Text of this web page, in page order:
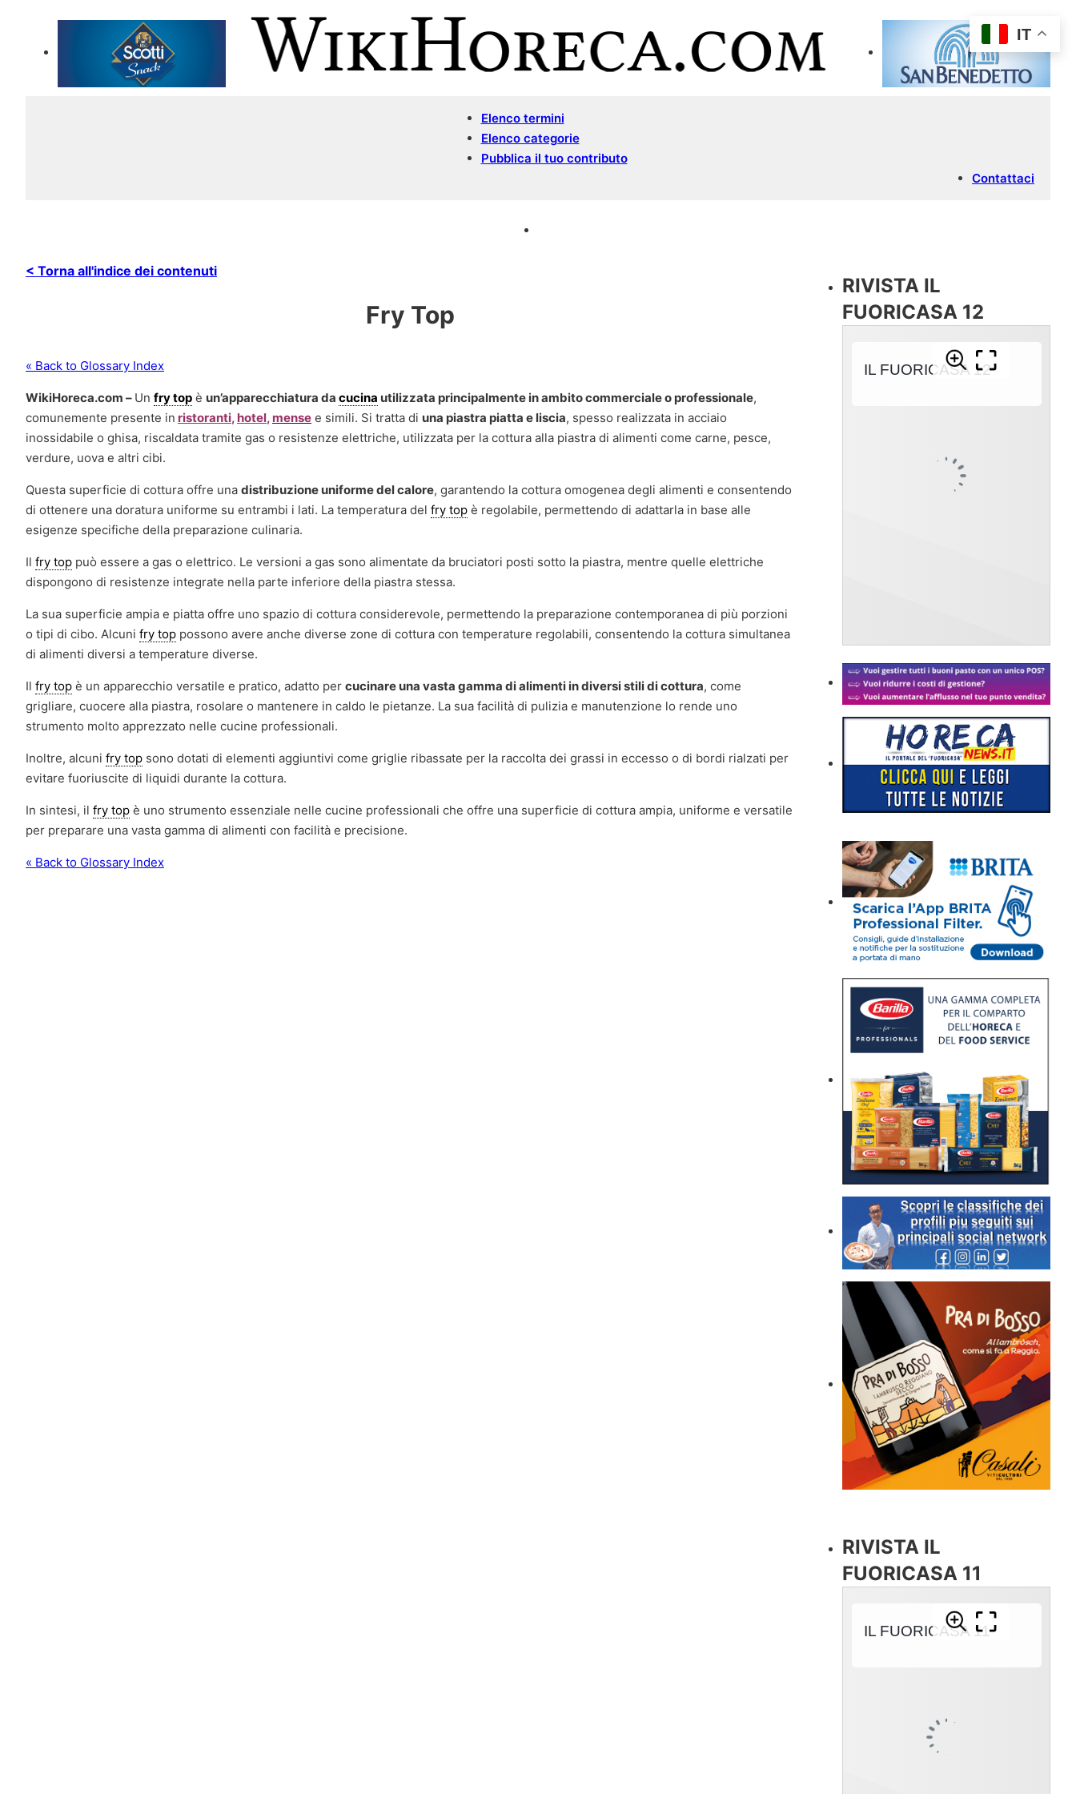
Elenco termini
Elenco categorie
Pubblica il tuo contributo
Contattaci
< Torna all'indice dei contenuti
Fry Top
« Back to Glossary Index
WikiHoreca.com – Un fry top è un’apparecchiatura da cucina utilizzata principalmente in ambito commerciale o professionale,
comunemente presente in ristoranti, hotel, mense e simili. Si tratta di una piastra piatta e liscia, spesso realizzata in acciaio
inossidabile o ghisa, riscaldata tramite gas o resistenze elettriche, utilizzata per la cottura alla piastra di alimenti come carne, pesce,
verdure, uova e altri cibi.
Questa superficie di cottura offre una distribuzione uniforme del calore, garantendo la cottura omogenea degli alimenti e consentendo
di ottenere una doratura uniforme su entrambi i lati. La temperatura del fry top è regolabile, permettendo di adattarla in base alle
esigenze specifiche della preparazione culinaria.
Il fry top può essere a gas o elettrico. Le versioni a gas sono alimentate da bruciatori posti sotto la piastra, mentre quelle elettriche
dispongono di resistenze integrate nella parte inferiore della piastra stessa.
La sua superficie ampia e piatta offre uno spazio di cottura considerevole, permettendo la preparazione contemporanea di più porzioni
o tipi di cibo. Alcuni fry top possono avere anche diverse zone di cottura con temperature regolabili, consentendo la cottura simultanea
di alimenti diversi a temperature diverse.
Il fry top è un apparecchio versatile e pratico, adatto per cucinare una vasta gamma di alimenti in diversi stili di cottura, come
grigliare, cuocere alla piastra, rosolare o mantenere in caldo le pietanze. La sua facilità di pulizia e manutenzione lo rende uno
strumento molto apprezzato nelle cucine professionali.
Inoltre, alcuni fry top sono dotati di elementi aggiuntivi come griglie ribassate per la raccolta dei grassi in eccesso o di bordi rialzati per
evitare fuoriuscite di liquidi durante la cottura.
In sintesi, il fry top è uno strumento essenziale nelle cucine professionali che offre una superficie di cottura ampia, uniforme e versatile
per preparare una vasta gamma di alimenti con facilità e precisione.
« Back to Glossary Index
RIVISTA IL
FUORICASA 12
RIVISTA IL
FUORICASA 11
IT